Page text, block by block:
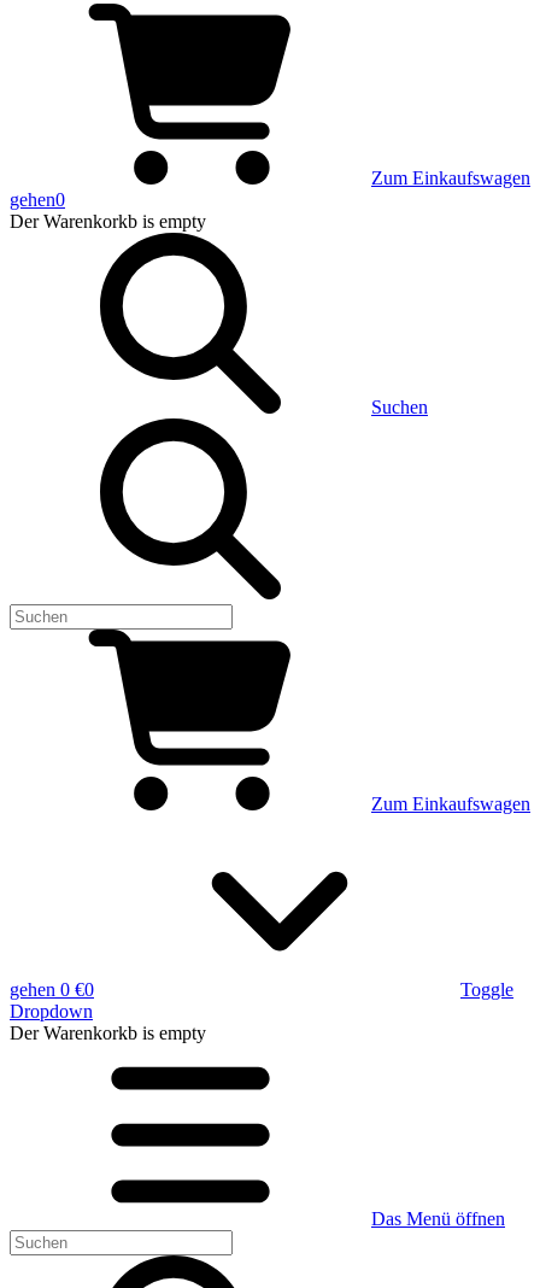
Zum Einkaufswagen
gehen0
Der Warenkorkb is empty
Suchen
Zum Einkaufswagen
gehen 0 €0
Toggle
Dropdown
Der Warenkorkb is empty
Das Menü öffnen